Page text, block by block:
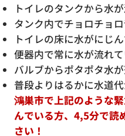
トイレのタンクから水
タンク内でチョロチョ
トイレの床に水がにじ
便器内で常に水が流れ
バルブからポタポタ水
普段よりはるかに水道
鴻巣市で上記のような
んでいる方、4,5分で読
さい！